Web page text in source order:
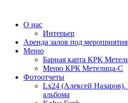
О нас
Интерьер
Аренда залов под мероприятия
Меню
Барная карта КРК
Меню КРК Метелица-С
Фотоотчеты
Lx24 (Алексей Назаров).
альбома